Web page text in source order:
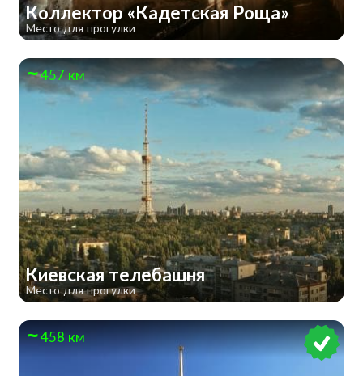
Коллектор «Кадетская Роща»
Место для прогулки
457 км
Киевская телебашня
Место для прогулки
458 км